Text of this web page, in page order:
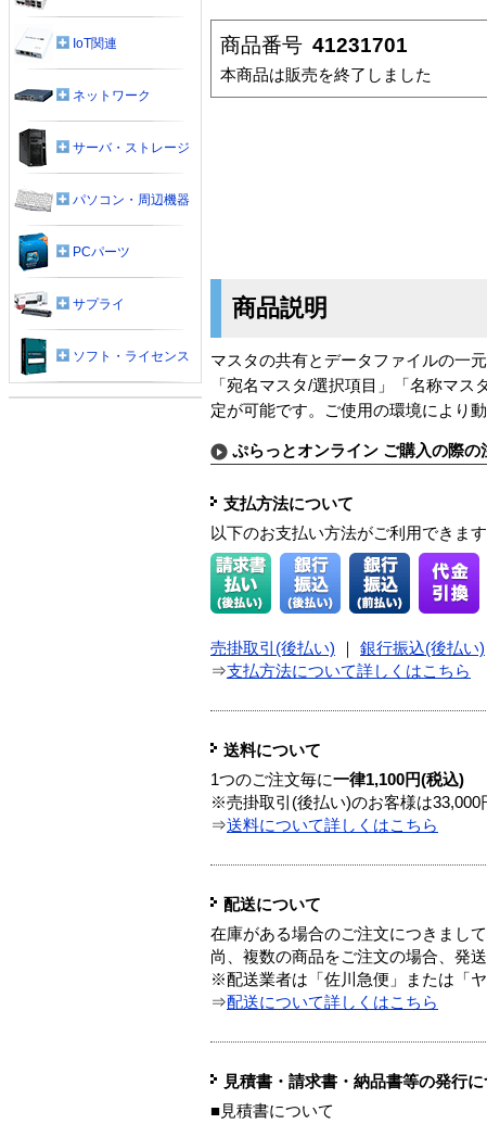
商品番号 41231701
本商品は販売を終了しました
商品説明
マスタの共有とデータファイルの一
「宛名マスタ/選択項目」「名称マ
定が可能です。ご使用の環境により
ぷらっとオンライン ご購入の際の
支払方法について
以下のお支払い方法がご利用できます
売掛取引(後払い) 銀行振込(後払い)
⇒支払方法について詳しくはこちら
送料について
1つのご注文毎に一律1,100円(税込)
※売掛取引(後払い)のお客様は33,000
⇒送料について詳しくはこちら
配送について
在庫がある場合のご注文につきまし
尚、複数の商品をご注文の場合、発
※配送業者は「佐川急便」または「
⇒配送について詳しくはこちら
見積書・請求書・納品書等の発行に
■見積書について
IoT関連
ネットワーク
サーバ・ストレージ
パソコン・周辺機器
PCパーツ
サプライ
ソフト・ライセンス